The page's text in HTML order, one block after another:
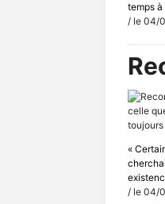
temps à
/ le 04/
«
/ le 04/